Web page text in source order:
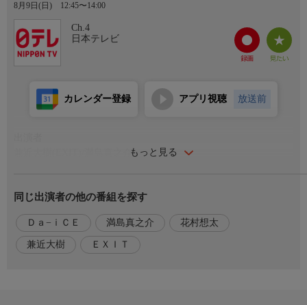
8月9日(日) 12:45〜14:00
Ch.4
日本テレビ
もっと見る
カレンダー登録 アプリ視聴 放送前
兼近大樹(EXIT)/満島真之介
番組内容
４オクターブの高音ボイスが魅力!Da-iCEの花村想太が、メシド
ラに参戦！★花村の大好物納豆を求めて…にぎりたての納豆おに
ぎりを爆食！★デビュー秘話や、苦労時代の裏話…Da-iCEは、平
同じ出演者の他の番組を探す
Ｄａ−ｉＣＥ 満島真之介 花村想太
兼近大樹 ＥＸＩＴ